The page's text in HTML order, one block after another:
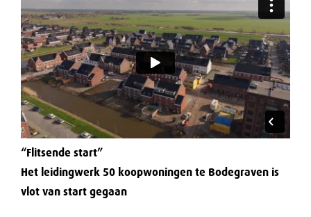
“Flitsende start”
Het leidingwerk 50 koopwoningen te Bodegraven is
vlot van start gegaan